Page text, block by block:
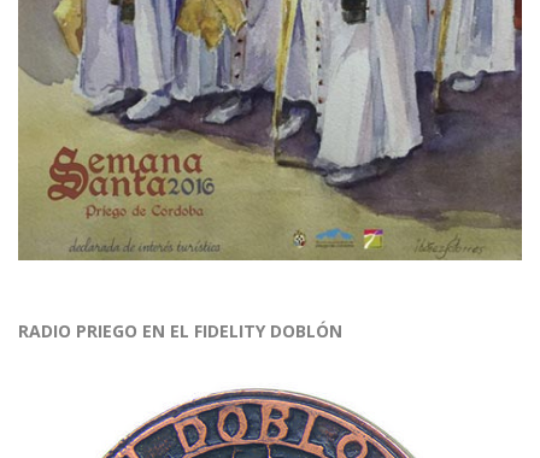
RADIO PRIEGO EN EL FIDELITY DOBLÓN